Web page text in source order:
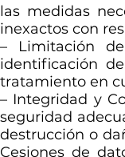
las medidas
inexactos con
– Limitación
identificación
tratamiento en
– Integridad y
seguridad
destrucción o
Cesiones de